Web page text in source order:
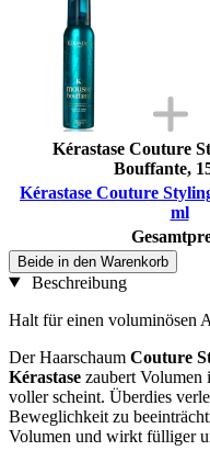
Kérastase Couture
Bouffante,
Kérastase Couture
ml
Beide in den Warenkorb
Beschreibung
Halt für einen voluminösen
Der Haarschaum Couture
Kérastase zaubert Volumen
voller scheint. Überdies
Beweglichkeit zu
Volumen und wirkt fülliger